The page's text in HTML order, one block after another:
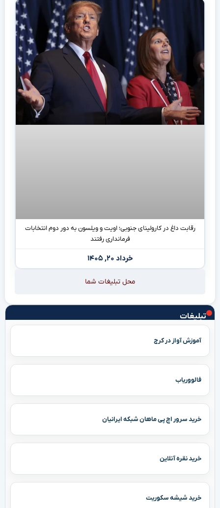
تبلیغات
آموزش آواز در کرج
فالووریاب
خرید سرور اچ پی ماهان شبکه ایرانیان
خرید نقره آنلاین
خرید شیشه سکوریت
رقابت داغ در کارولینای جنوبی؛ اویت و ویلسون به دور دوم انتخابات
فرمانداری رفتند
خرداد ۲۰, ۱۴۰۵
محل تبلیغات شما